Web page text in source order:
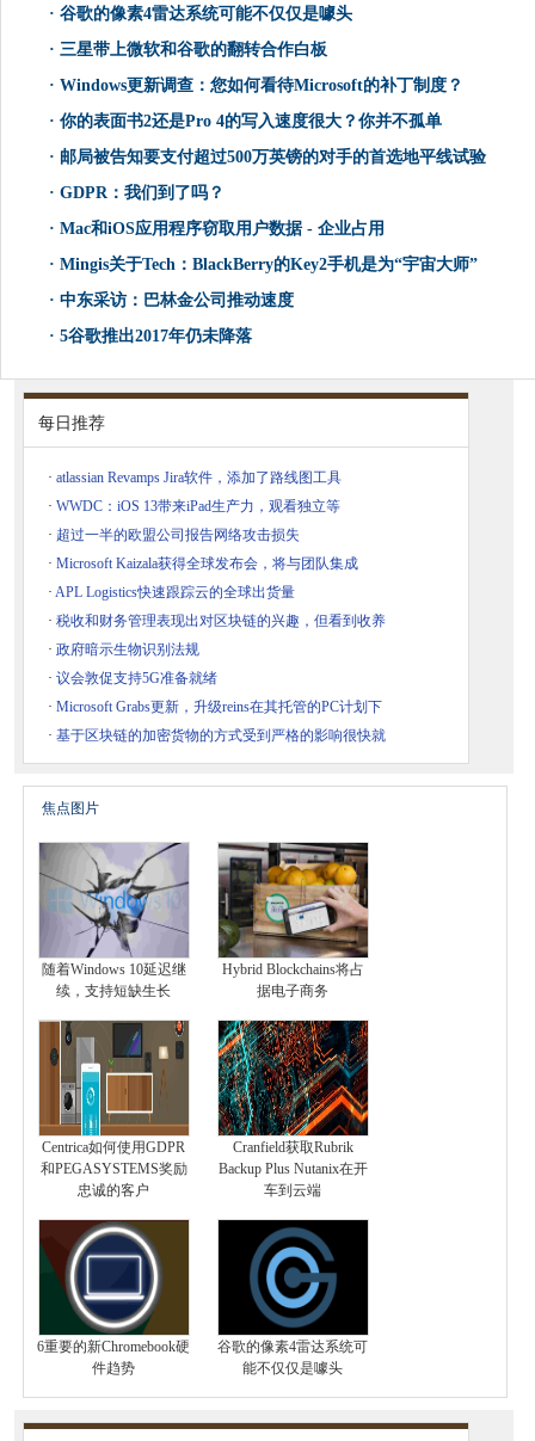
· 谷歌的像素4雷达系统可能不仅仅是噱头
· 三星带上微软和谷歌的翻转合作白板
· Windows更新调查：您如何看待Microsoft的补丁制度？
· 你的表面书2还是Pro 4的写入速度很大？你并不孤单
· 邮局被告知要支付超过500万英镑的对手的首选地平线试验
· GDPR：我们到了吗？
· Mac和iOS应用程序窃取用户数据 - 企业占用
· Mingis关于Tech：BlackBerry的Key2手机是为“宇宙大师”
· 中东采访：巴林金公司推动速度
· 5谷歌推出2017年仍未降落
每日推荐
· atlassian Revamps Jira软件，添加了路线图工具
· WWDC：iOS 13带来iPad生产力，观看独立等
· 超过一半的欧盟公司报告网络攻击损失
· Microsoft Kaizala获得全球发布会，将与团队集成
· APL Logistics快速跟踪云的全球出货量
· 税收和财务管理表现出对区块链的兴趣，但看到收养
· 政府暗示生物识别法规
· 议会敦促支持5G准备就绪
· Microsoft Grabs更新，升级reins在其托管的PC计划下
· 基于区块链的加密货物的方式受到严格的影响很快就
焦点图片
随着Windows 10延迟继
续，支持短缺生长
Hybrid Blockchains将占
据电子商务
Centrica如何使用GDPR
和PEGASYSTEMS奖励
忠诚的客户
Cranfield获取Rubrik
Backup Plus Nutanix在开
车到云端
6重要的新Chromebook硬
件趋势
谷歌的像素4雷达系统可
能不仅仅是噱头